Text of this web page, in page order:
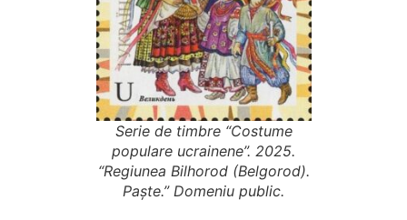
Serie de timbre “Costume
populare ucrainene”. 2025.
“Regiunea Bilhorod (Belgorod).
Paște.” Domeniu public.